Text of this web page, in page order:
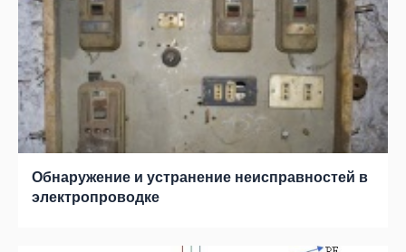
Обнаружение и устранение неисправностей в
электропроводке